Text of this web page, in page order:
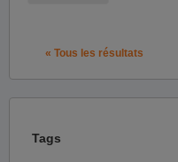
« Tous les résultats
Tags